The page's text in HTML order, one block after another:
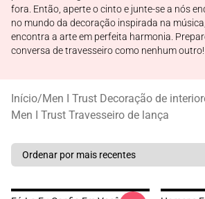
fora. Então, aperte o cinto e junte-se a nós
no mundo da decoração inspirada na
encontra a arte em perfeita harmonia.
conversa de travesseiro como nenhum outro!
Início/Men I Trust Decoração de
Men I Trust Travesseiro de lança